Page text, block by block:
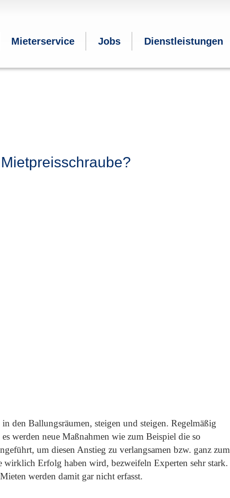
Mieterservice Jobs Dienstleistungen
den Ballungsräumen, steigen und steigen. Regelmäßig
werden neue Maßnahmen wie zum Beispiel die so
um diesen Anstieg zu verlangsamen bzw. ganz zum
wirklich Erfolg haben wird, bezweifeln Experten sehr stark.
werden damit gar nicht erfasst.